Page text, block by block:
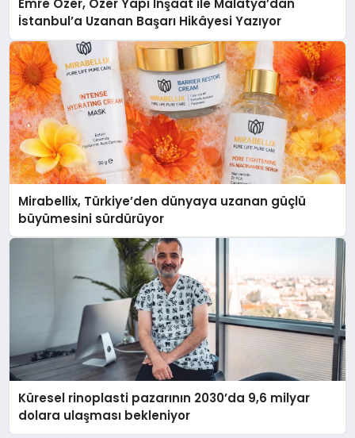
Emre Özer, Özer Yapı İnşaat ile Malatya’dan
İstanbul’a Uzanan Başarı Hikâyesi Yazıyor
Mirabellix, Türkiye’den dünyaya uzanan güçlü
büyümesini sürdürüyor
Küresel rinoplasti pazarının 2030’da 9,6 milyar
dolara ulaşması bekleniyor